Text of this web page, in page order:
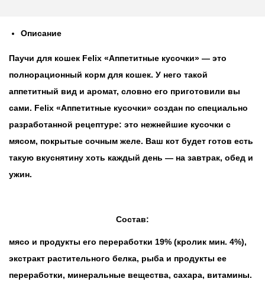
Описание
Паучи для кошек Felix «Аппетитные кусочки» — это
полнорационный корм для кошек. У него такой
аппетитный вид и аромат, словно его приготовили вы
сами. Felix «Аппетитные кусочки» создан по специально
разработанной рецептуре: это нежнейшие кусочки с
мясом, покрытые сочным желе. Ваш кот будет готов есть
такую вкуснятину хоть каждый день — на завтрак, обед и
ужин.
Состав:
мясо и продукты его переработки 19% (кролик мин. 4%),
экстракт растительного белка, рыба и продукты ее
переработки, минеральные вещества, сахара, витамины.